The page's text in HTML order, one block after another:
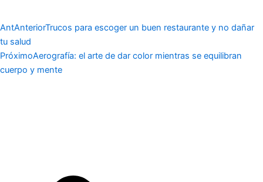
AntAnteriorTrucos para escoger un buen restaurante y no dañar
tu salud
PróximoAerografía: el arte de dar color mientras se equilibran
cuerpo y mente